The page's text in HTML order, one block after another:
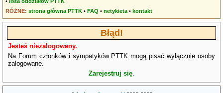
RÓŻNE: strona główna PTTK •FAQ •netykieta •kontakt
Błąd!
Jesteś niezalogowany.
Na Forum członków i sympatyków PTTK mogą pisać wyłącznie osoby
zalogowane.
Zarejestruj się.